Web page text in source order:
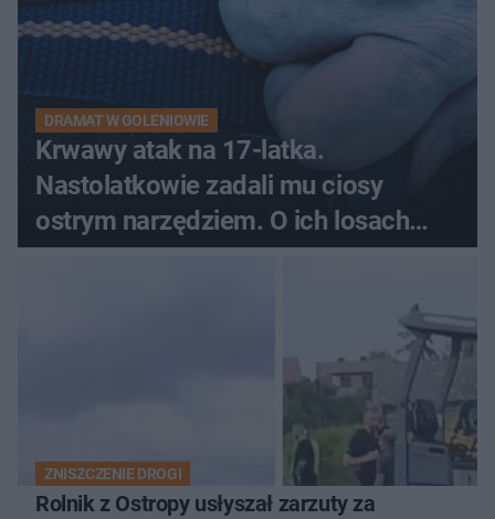
DRAMAT W GOLENIOWIE
Krwawy atak na 17-latka.
Nastolatkowie zadali mu ciosy
ostrym narzędziem. O ich losach
zdecyduje sąd rodzinny
ZNISZCZENIE DROGI
Rolnik z Ostropy usłyszał zarzuty za